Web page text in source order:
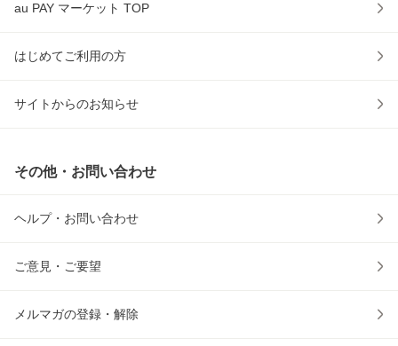
au PAY マーケット TOP
はじめてご利用の方
サイトからのお知らせ
その他・お問い合わせ
ヘルプ・お問い合わせ
ご意見・ご要望
メルマガの登録・解除